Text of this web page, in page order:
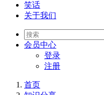
笑话
关于我们
会员中心
登录
注册
首页